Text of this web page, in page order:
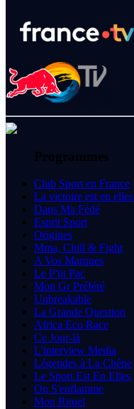
Programmes
Club Sport en France
La victoire est en elles
Dans Ma Fédé
Esprit Sport
Origines
Mma, Chill & Fight
A Vos Marques
Le P'tit Pac
Mon Gr Préféré
Unbreakable
La Grande Question
Africa Eco Race
Ce Jour-là
L'interview Media
Légendes à La Chêne
Le Sport Est En Elles
On S'enflamme
Mon Rituel